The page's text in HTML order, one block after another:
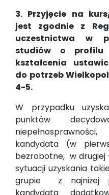
3. Przyjęcie na
jest zgodnie z
uczestnictwa w
studiów o
kształcenia
do potrzeb
4-5.
W przypadku
punktów
kandydata (w
bezrobotne, w drugiej
sytuacji uzyskania
grupie z najniżej